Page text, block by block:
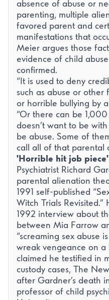
absence of abuse or
parenting, multiple
favored parent and
manifestations that
Meier argues those
evidence of child
confirmed.
“It is used to deny
such as abuse or
or horrible bullying by
“Or there can be
doesn’t want to be
be abuse. Some of
call all of that parental
'Horrible hit job piece'
Psychiatrist Richard
parental alienation
1991 self-published
Witch Trials
1992 interview about
between Mia Farrow
“screaming sex abuse
wreak vengeance on a
claimed he testified in
custody cases, The
after Gardner’s death
professor of child